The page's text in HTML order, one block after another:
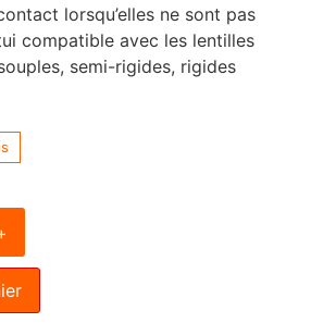
lorsqu’elles ne sont pas
compatible avec les lentilles
semi-rigides, rigides